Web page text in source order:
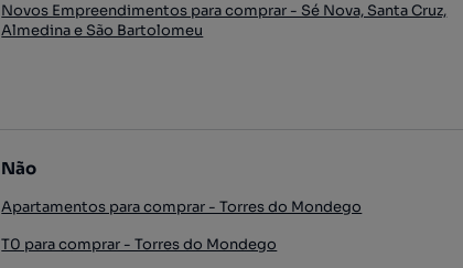
Novos Empreendimentos para comprar - Sé Nova, Santa Cruz,
Almedina e São Bartolomeu
Não
Apartamentos para comprar - Torres do Mondego
T0 para comprar - Torres do Mondego